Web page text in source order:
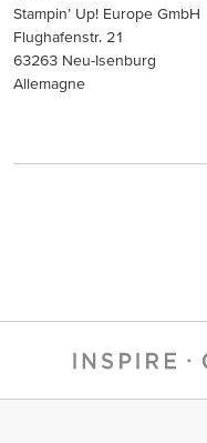
Stampin’ Up! Europe GmbH
Flughafenstr. 21
63263 Neu-Isenburg
Allemagne